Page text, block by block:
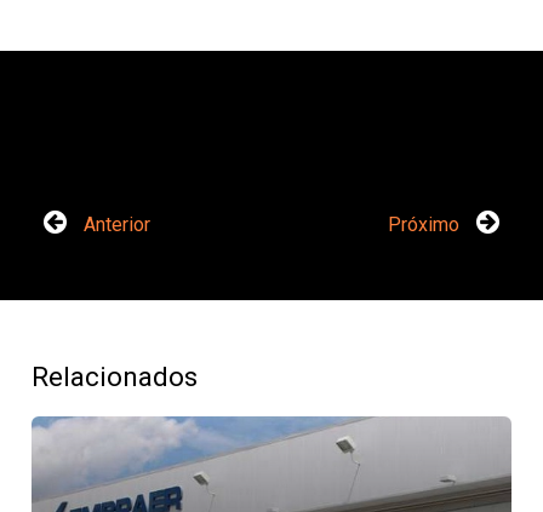
Anterior Próximo
Relacionados